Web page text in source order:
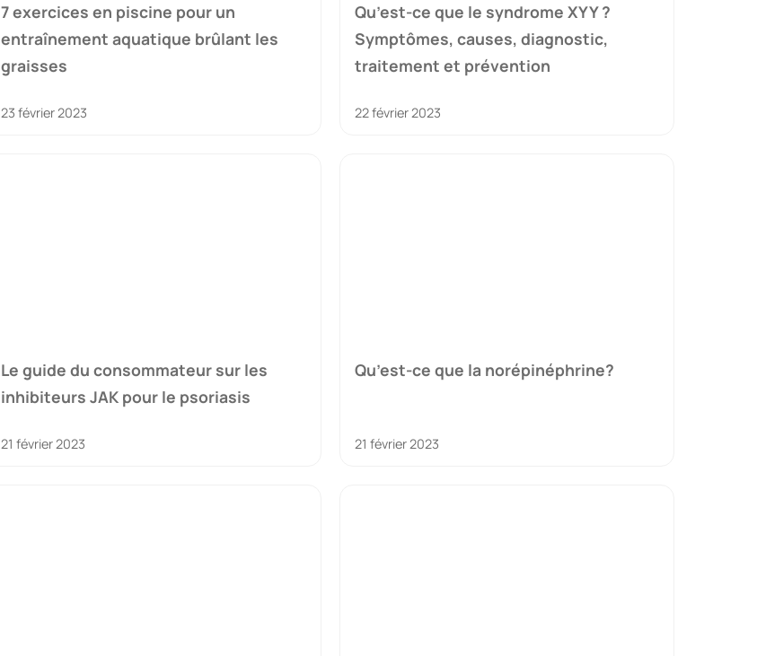
7 exercices en piscine pour un
entraînement aquatique brûlant les
graisses
23 février 2023
Qu’est-ce que le syndrome XYY ?
Symptômes, causes, diagnostic,
traitement et prévention
22 février 2023
Le guide du consommateur sur les
inhibiteurs JAK pour le psoriasis
21 février 2023
Qu’est-ce que la norépinéphrine?
21 février 2023